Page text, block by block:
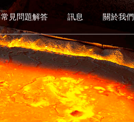
常見問題解答 訊息 關於我們